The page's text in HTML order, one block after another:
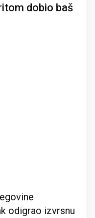
dobio baš
odigrao izvrsnu